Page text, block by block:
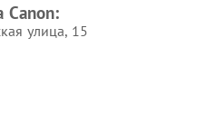
Canon:
улица, 15